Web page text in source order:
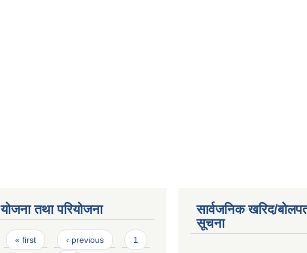
योजना तथा परियोजना
Pages
« first ‹ previous 1
सार्वजनिक खरिद/
सूचना